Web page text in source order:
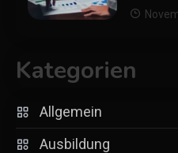
Kategorien
Allgemein
Ausbildung